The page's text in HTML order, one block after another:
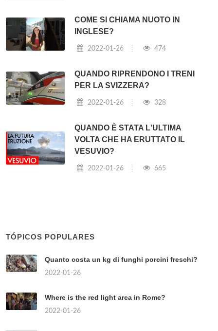
COME SI CHIAMA NUOTO IN
INGLESE?
2022-01-26 474
QUANDO RIPRENDONO I TRENI
PER LA SVIZZERA?
2022-01-26 328
QUANDO È STATA L'ULTIMA
VOLTA CHE HA ERUTTATO IL
VESUVIO?
2022-01-26 665
TÓPICOS POPULARES
Quanto costa un kg di funghi porcini freschi?
2022-01-26
Where is the red light area in Rome?
2022-01-26